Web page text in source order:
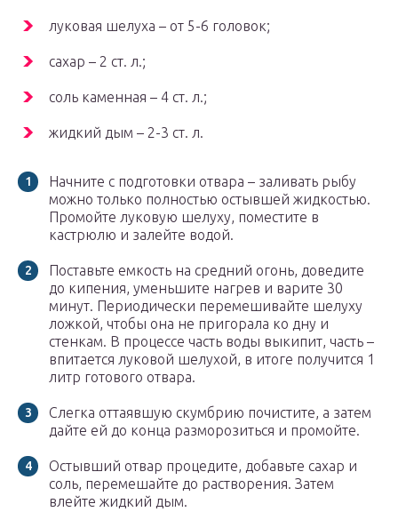
луковая шелуха – от 5-6 головок;
сахар – 2 ст. л.;
соль каменная – 4 ст. л.;
жидкий дым – 2-3 ст. л.
Начните с подготовки отвара – заливать рыбу
можно только полностью остывшей жидкостью.
Промойте луковую шелуху, поместите в
кастрюлю и залейте водой.
Поставьте емкость на средний огонь, доведите
до кипения, уменьшите нагрев и варите 30
минут. Периодически перемешивайте шелуху
ложкой, чтобы она не пригорала ко дну и
стенкам. В процессе часть воды выкипит, часть –
впитается луковой шелухой, в итоге получится 1
литр готового отвара.
Слегка оттаявшую скумбрию почистите, а затем
дайте ей до конца разморозиться и промойте.
Остывший отвар процедите, добавьте сахар и
соль, перемешайте до растворения. Затем
влейте жидкий дым.